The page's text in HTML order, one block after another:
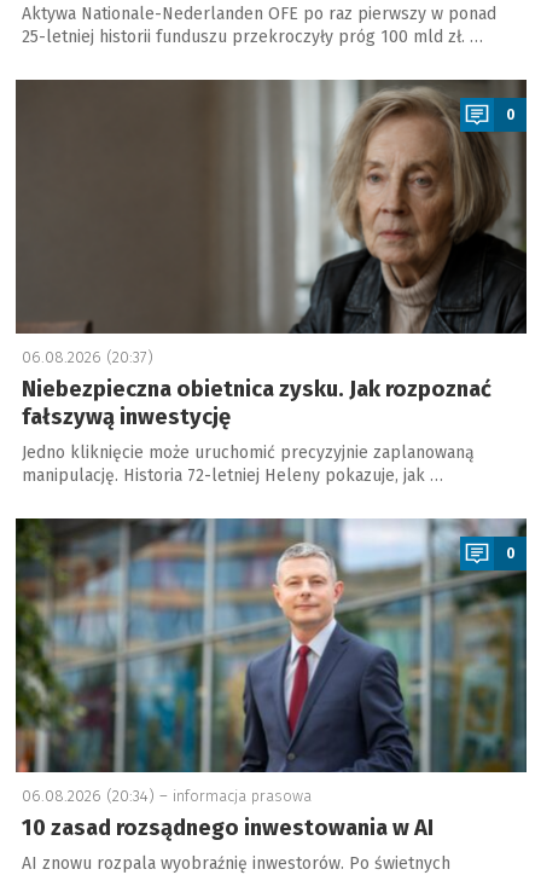
Aktywa Nationale-Nederlanden OFE po raz pierwszy w ponad
25-letniej historii funduszu przekroczyły próg 100 mld zł. …
a
0
06.08.2026 (20:37)
Niebezpieczna obietnica zysku. Jak rozpoznać
fałszywą inwestycję
Jedno kliknięcie może uruchomić precyzyjnie zaplanowaną
manipulację. Historia 72-letniej Heleny pokazuje, jak …
a
0
06.08.2026 (20:34) – informacja prasowa
10 zasad rozsądnego inwestowania w AI
AI znowu rozpala wyobraźnię inwestorów. Po świetnych